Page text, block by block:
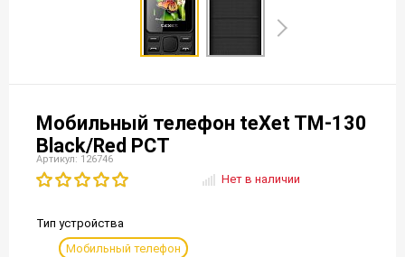
Мобильный телефон teXet TM-130
Black/Red РСТ
Артикул: 126746
Нет в наличии
Тип устройства
Мобильный телефон